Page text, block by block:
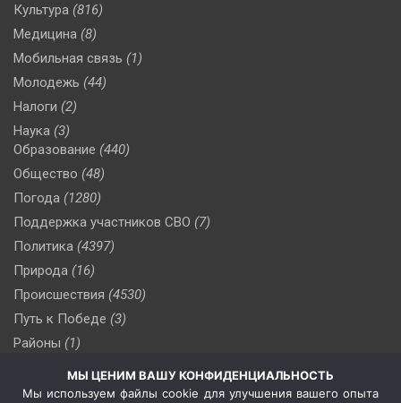
Культура (816)
Медицина (8)
Мобильная связь (1)
Молодежь (44)
Налоги (2)
Наука (3)
Образование (440)
Общество (48)
Погода (1280)
Поддержка участников СВО (7)
Политика (4397)
Природа (16)
Происшествия (4530)
Путь к Победе (3)
Районы (1)
(510)
Сельское хозяйство (3)
МЫ ЦЕНИМ ВАШУ КОНФИДЕНЦИАЛЬНОСТЬ
Мы используем файлы cookie для улучшения вашего опыта